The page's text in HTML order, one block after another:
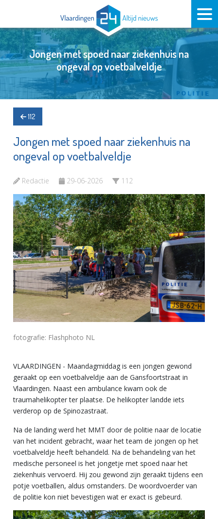
Jongen met spoed naar ziekenhuis na
ongeval op voetbalveldje
112
Jongen met spoed naar ziekenhuis na
ongeval op voetbalveldje
Redactie 29-06-2026 112
fotografie: Flashphoto NL
VLAARDINGEN - Maandagmiddag is een jongen gewond
geraakt op een voetbalveldje aan de Gansfoortstraat in
Vlaardingen. Naast een ambulance kwam ook de
traumahelikopter ter plaatse. De helikopter landde iets
verderop op de Spinozastraat.
Na de landing werd het MMT door de politie naar de locatie
van het incident gebracht, waar het team de jongen op het
voetbalveldje heeft behandeld. Na de behandeling van het
medische personeel is het jongetje met spoed naar het
ziekenhuis vervoerd. Hij zou gewond zijn geraakt tijdens een
potje voetballen, aldus omstanders. De woordvoerder van
de politie kon niet bevestigen wat er exact is gebeurd.